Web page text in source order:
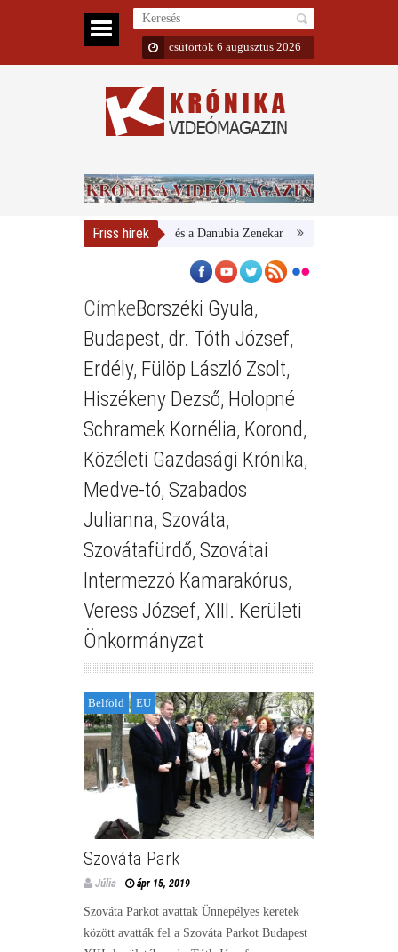
csütörtök 6 augusztus 2026
Friss hírek
Magyar Nemzeti Galéria és a Danubia Zenekar Bemutatta 2024/25-ös
CímkeBorszéki Gyula,
Budapest, dr. Tóth József,
Erdély, Fülöp László Zsolt,
Hiszékeny Dezső, Holopné
Schramek Kornélia, Korond,
Közéleti Gazdasági Krónika,
Medve-tó, Szabados
Julianna, Szováta,
Szovátafürdő, Szovátai
Intermezzó Kamarakórus,
Veress József, XIII. Kerületi
Önkormányzat
Belföld EU
Szováta Park
Júlia ápr 15, 2019
Szováta Parkot avattak Ünnepélyes keretek
között avatták fel a Szováta Parkot Budapest